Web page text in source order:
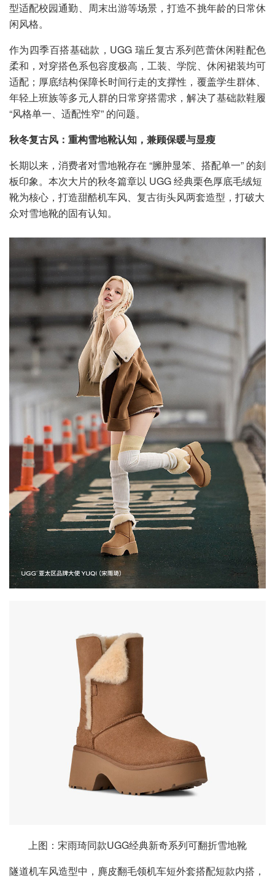
型适配校园通勤、周末出游等场景，打造不挑年龄的日常休
闲风格。
作为四季百搭基础款，UGG 瑞丘复古系列芭蕾休闲鞋配色
柔和，对穿搭色系包容度极高，工装、学院、休闲裙装均可
适配；厚底结构保障长时间行走的支撑性，覆盖学生群体、
年轻上班族等多元人群的日常穿搭需求，解决了基础款鞋履
“风格单一、适配性窄” 的问题。
秋冬复古风：重构雪地靴认知，兼顾保暖与显瘦
长期以来，消费者对雪地靴存在 “臃肿显笨、搭配单一” 的刻
板印象。本次大片的秋冬篇章以 UGG 经典栗色厚底毛绒短
靴为核心，打造甜酷机车风、复古街头风两套造型，打破大
众对雪地靴的固有认知。
上图：宋雨琦同款UGG经典新奇系列可翻折雪地靴
隧道机车风造型中，麂皮翻毛领机车短外套搭配短款内搭，